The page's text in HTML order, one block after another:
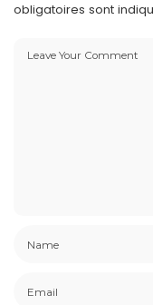
obligatoires sont